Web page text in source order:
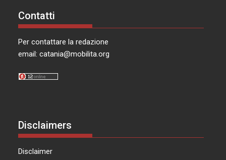
Contatti
Per contattare la redazione
email:catania@mobilita.org
Disclaimers
Disclaimer